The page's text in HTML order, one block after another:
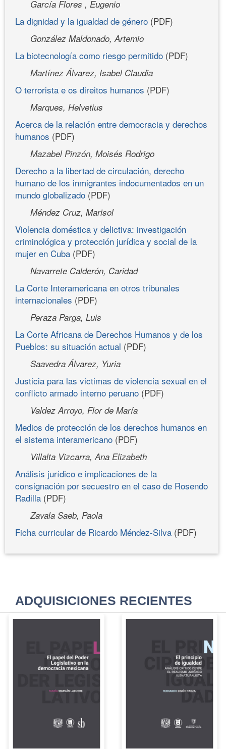
García Flores , Eugenio
La dignidad y la igualdad de género (PDF)
González Maldonado, Artemio
La biotecnología como riesgo permitido (PDF)
Martínez Álvarez, Isabel Claudia
O terrorista e os direitos humanos (PDF)
Marques, Helvetius
Acerca de la relación entre democracia y derechos
humanos (PDF)
Mazabel Pinzón, Moisés Rodrigo
Derecho a la libertad de circulación, derecho
humano de los inmigrantes indocumentados en un
mundo globalizado (PDF)
Méndez Cruz, Marisol
Violencia doméstica y delictiva: investigación
criminológica y protección jurídica y social de la
mujer en Cuba (PDF)
Navarrete Calderón, Caridad
La Corte Interamericana en otros tribunales
internacionales (PDF)
Peraza Parga, Luis
La Corte Africana de Derechos Humanos y de los
Pueblos: su situación actual (PDF)
Saavedra Álvarez, Yuria
Justicia para las victimas de violencia sexual en el
conflicto armado interno peruano (PDF)
Valdez Arroyo, Flor de María
Medios de protección de los derechos humanos en
el sistema interamericano (PDF)
Villalta Vizcarra, Ana Elizabeth
Análisis jurídico e implicaciones de la
consignación por secuestro en el caso de Rosendo
Radilla (PDF)
Zavala Saeb, Paola
Ficha curricular de Ricardo Méndez-Silva (PDF)
ADQUISICIONES RECIENTES